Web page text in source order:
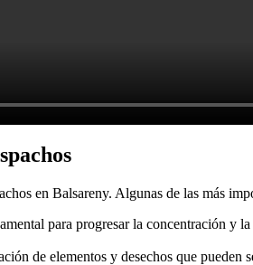
en Balsareny. Algunas de las más
para progresar la concentración y
de elementos y desechos que pueden